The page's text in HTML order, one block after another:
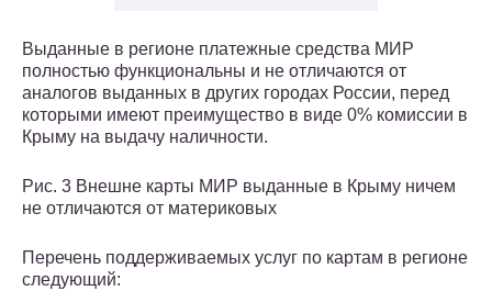
Выданные в регионе платежные средства МИР
полностью функциональны и не отличаются от
аналогов выданных в других городах России, перед
которыми имеют преимущество в виде 0% комиссии в
Крыму на выдачу наличности.
Рис. 3 Внешне карты МИР выданные в Крыму ничем
не отличаются от материковых
Перечень поддерживаемых услуг по картам в регионе
следующий: